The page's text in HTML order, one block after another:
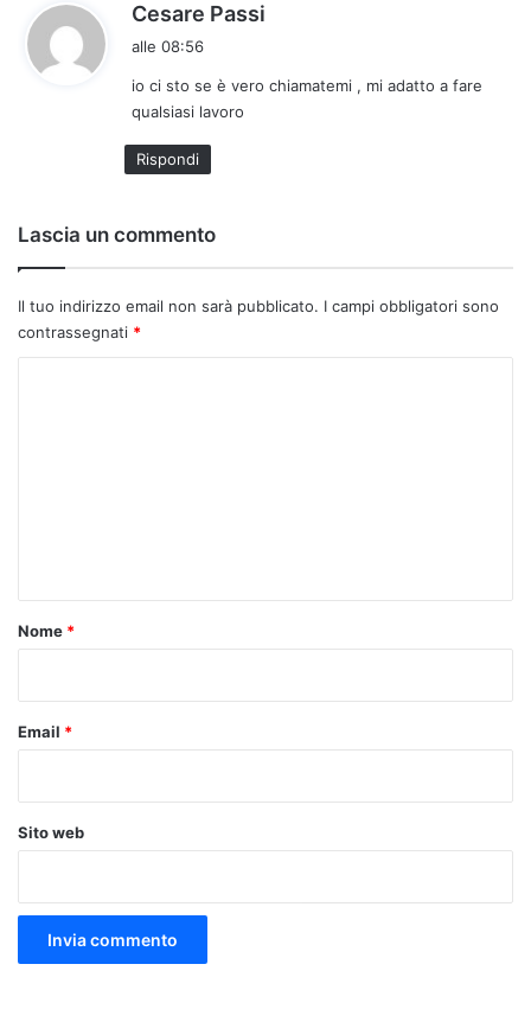
Cesare Passi
e
alle 08:56
io ci sto se è vero chiamatemi , mi adatto a fare
qualsiasi lavoro
Rispondi
Lascia un commento
Il tuo indirizzo email non sarà pubblicato. I campi obbligatori sono
contrassegnati *
o
Nome *
Email *
Sito web